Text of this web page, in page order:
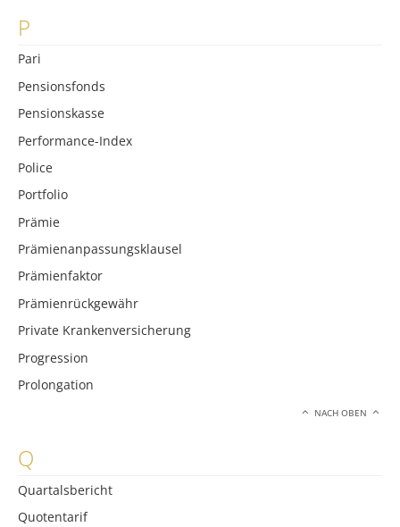
P
Pari
Pensionsfonds
Pensionskasse
Performance-Index
Police
Portfolio
Prämie
Prämienanpassungsklausel
Prämienfaktor
Prämienrückgewähr
Private Krankenversicherung
Progression
Prolongation
NACH OBEN
Q
Quartalsbericht
Quotentarif